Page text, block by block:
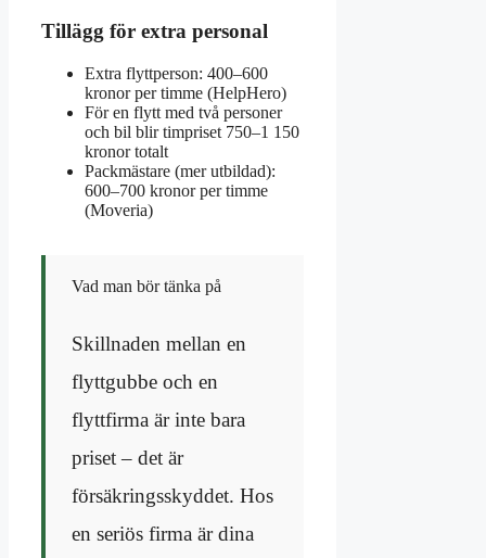
Tillägg för extra personal
Extra flyttperson: 400–600
kronor per timme (HelpHero)
För en flytt med två personer
och bil blir timpriset 750–1 150
kronor totalt
Packmästare (mer utbildad):
600–700 kronor per timme
(Moveria)
Vad man bör tänka på
Skillnaden mellan en
flyttgubbe och en
flyttfirma är inte bara
priset – det är
försäkringsskyddet. Hos
en seriös firma är dina